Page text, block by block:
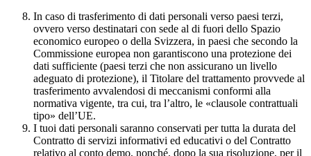
In caso di trasferimento di dati personali verso paesi terzi,
ovvero verso destinatari con sede al di fuori dello Spazio
economico europeo o della Svizzera, in paesi che secondo la
Commissione europea non garantiscono una protezione dei
dati sufficiente (paesi terzi che non assicurano un livello
adeguato di protezione), il Titolare del trattamento provvede al
trasferimento avvalendosi di meccanismi conformi alla
normativa vigente, tra cui, tra l’altro, le «clausole contrattuali
tipo» dell’UE.
I tuoi dati personali saranno conservati per tutta la durata del
Contratto di servizi informativi ed educativi o del Contratto
relativo al conto demo, nonché, dopo la sua risoluzione, per il